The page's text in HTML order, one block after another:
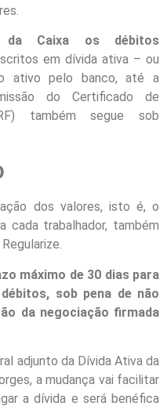
da Caixa os débitos
em dívida ativa – ou
ativo pelo banco, até a
do Certificado de
também segue sob
dos valores, isto é, o
cada trabalhador, também
máximo de 30 dias para
sob pena de não
da negociação firmada
adjunto da Dívida Ativa da
a mudança vai facilitar
a dívida e será benéfica